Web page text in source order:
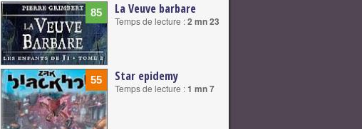
85 La Veuve barbare
Temps de lecture :2 mn 23
55 Star epidemy
Temps de lecture :1 mn 7